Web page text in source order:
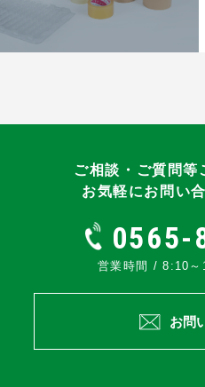
ご相談・ご質問等
お気軽にお問い
0565-
営業時間 / 8:10
お問